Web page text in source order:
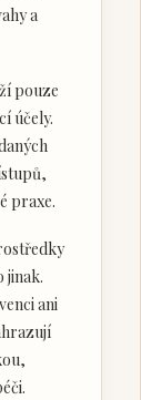
a
pouze
účely.
praxe.
jinak.
ani